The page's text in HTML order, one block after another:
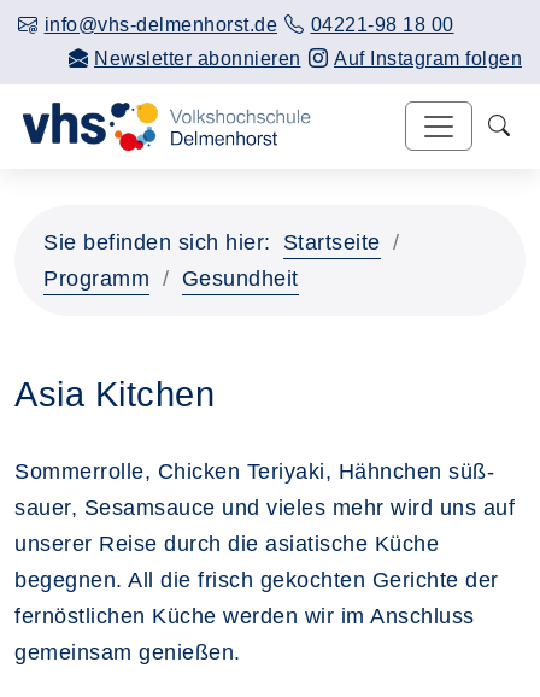
info@vhs-delmenhorst.de
04221-98 18 00
Newsletter abonnieren
Auf Instagram folgen
Sie befinden sich hier:
Startseite
Programm
Gesundheit
Asia Kitchen
Sommerrolle, Chicken Teriyaki, Hähnchen süß-
sauer, Sesamsauce und vieles mehr wird uns auf
unserer Reise durch die asiatische Küche
begegnen. All die frisch gekochten Gerichte der
fernöstlichen Küche werden wir im Anschluss
gemeinsam genießen.